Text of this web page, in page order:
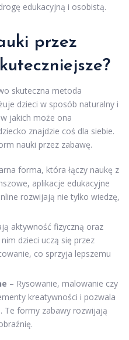
edukacyjną i osobistą.
przez
skuteczna metoda
dzieci w sposób naturalny i
jakich może ona
znajdzie coś dla siebie.
nauki przez zabawę.
forma, która łączy naukę z
aplikacje edukacyjne
rozwijają nie tylko wiedzę,
aktywność fizyczną oraz
dzieci uczą się przez
co sprzyja lepszemu
– Rysowanie, malowanie czy
kreatywności i pozwala
Te formy zabawy rozwijają